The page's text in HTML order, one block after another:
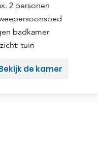
2 personen
badkamer
tuin
de kamer